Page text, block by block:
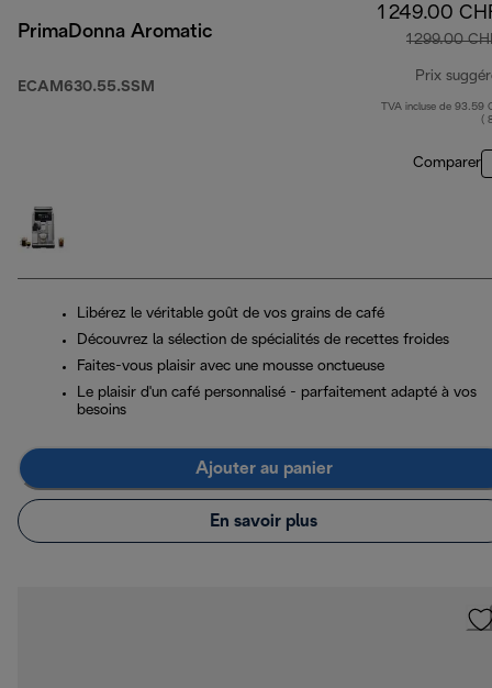
PrimaDonna Aromatic
ECAM630.55.SSM
1 249.00
1 299.00
Prix
TVA incluse de 93.59
(
Comparer
Libérez le véritable goût de vos grains de café
Découvrez la sélection de spécialités de recettes froides
Faites-vous plaisir avec une mousse onctueuse
Le plaisir d'un café personnalisé - parfaitement adapté à vos
besoins
Ajouter au panier
En savoir plus